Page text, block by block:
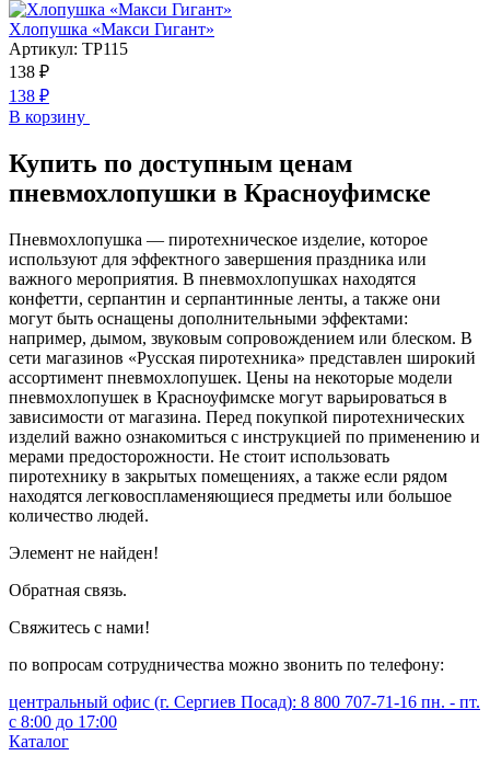
Хлопушка «Макси Гигант»
Артикул: ТР115
138 ₽
138 ₽
В корзину
Купить по доступным ценам
пневмохлопушки в Красноуфимске
Пневмохлопушка — пиротехническое изделие, которое
используют для эффектного завершения праздника или
важного мероприятия. В пневмохлопушках находятся
конфетти, серпантин и серпантинные ленты, а также они
могут быть оснащены дополнительными эффектами:
например, дымом, звуковым сопровождением или блеском. В
сети магазинов «Русская пиротехника» представлен широкий
ассортимент пневмохлопушек. Цены на некоторые модели
пневмохлопушек в Красноуфимске могут варьироваться в
зависимости от магазина. Перед покупкой пиротехнических
изделий важно ознакомиться с инструкцией по применению и
мерами предосторожности. Не стоит использовать
пиротехнику в закрытых помещениях, а также если рядом
находятся легковоспламеняющиеся предметы или большое
количество людей.
Элемент не найден!
Обратная связь.
Свяжитесь с нами!
по вопросам сотрудничества можно звонить по телефону:
центральный офис (г. Сергиев Посад): 8 800 707-71-16 пн. - пт.
с 8:00 до 17:00
Каталог